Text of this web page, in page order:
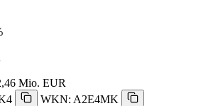
Mio. EUR
WKN: A2E4MK